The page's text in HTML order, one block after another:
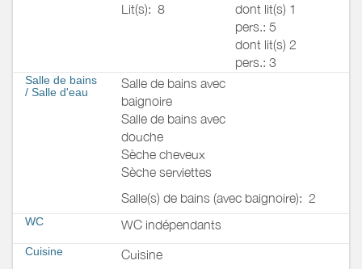
Lit(s): 8
dont lit(s) 1
pers.: 5
dont lit(s) 2
pers.: 3
Salle de bains
/ Salle d'eau
Salle de bains avec
baignoire
Salle de bains avec
douche
Sèche cheveux
Sèche serviettes
Salle(s) de bains (avec baignoire): 2
WC WC indépendants
Cuisine
Cuisine